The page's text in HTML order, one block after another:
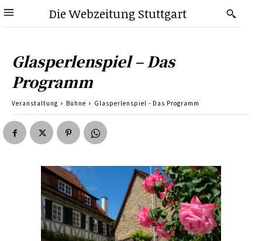
Die Webzeitung Stuttgart
Glasperlenspiel – Das
Programm
Veranstaltung Bühne Glasperlenspiel - Das Programm